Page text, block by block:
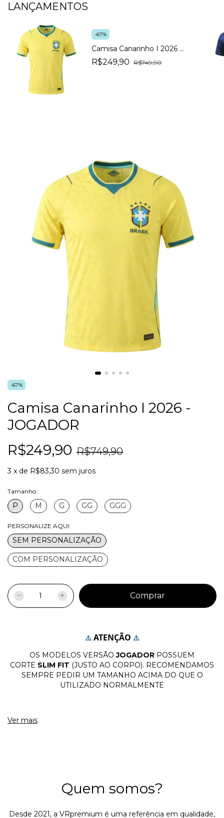
LANÇAMENTOS
-67%
Camisa Canarinho I 2026 -
JOGADOR
R$249,90 R$749,90
-67%
Camisa Canarinho I 2026 -
JOGADOR
R$249,90 R$749,90
3 x de R$83,30 sem juros
Tamanho
P M G GG GGG
PERSONALIZE AQUI:
SEM PERSONALIZAÇÃO
COM PERSONALIZAÇÃO
⚠️ ATENÇÃO ⚠️
OS MODELOS VERSÃOJOGADOR POSSUEM
CORTE SLIM FIT (JUSTO AO CORPO). RECOMENDAMOS
SEMPRE PEDIR UM TAMANHO ACIMA DO QUE O
UTILIZADO NORMALMENTE
G
53 cm
73 cm
Ver mais
Quem somos?
Desde 2021, a VRpremium é uma referência em qualidade,